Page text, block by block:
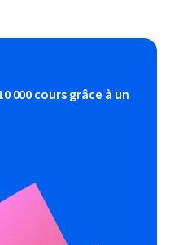
000 cours grâce à un